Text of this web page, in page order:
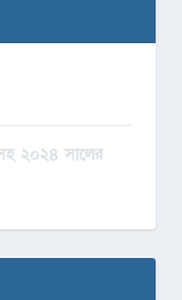
২০২৪ সালের